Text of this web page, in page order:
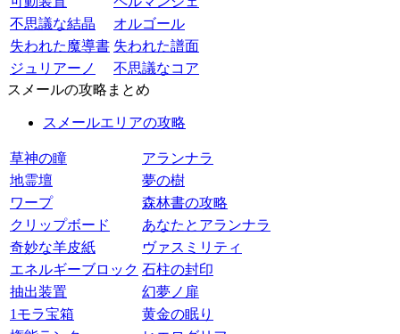
不思議な結晶
オルゴール
失われた魔導書 失われた譜面
ジュリアーノ
不思議なコア
スメールの攻略まとめ
スメールエリアの攻略
草神の瞳
アランナラ
地霊壇
夢の樹
ワープ
森林書の攻略
クリップボード
あなたとアランナラ
奇妙な羊皮紙
ヴァスミリティ
エネルギーブロック 石柱の封印
抽出装置
幻夢ノ扉
1モラ宝箱
黄金の眠り